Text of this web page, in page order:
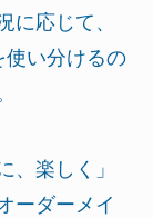
に応じて、
使い分けるの
、楽しく」
ーダーメイ